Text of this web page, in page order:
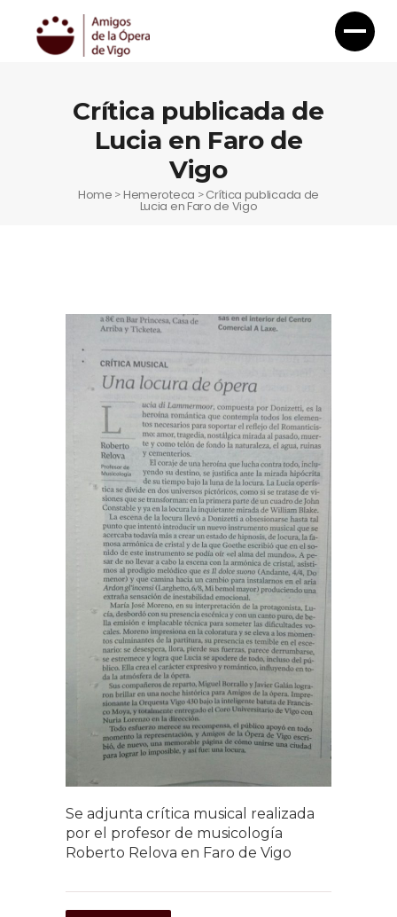
Crítica publicada de
Lucia en Faro de
Vigo
Home >Hemeroteca >Crítica publicada de
Lucia en Faro de Vigo
Se adjunta crítica musical realizada
por el profesor de musicología
Roberto Relova en Faro de Vigo